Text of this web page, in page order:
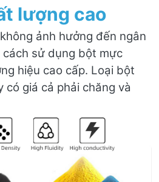
lượng cao
ảnh hưởng đến ngân
sử dụng bột mực
hiệu cao cấp. Loại bột
giá cả phải chăng và